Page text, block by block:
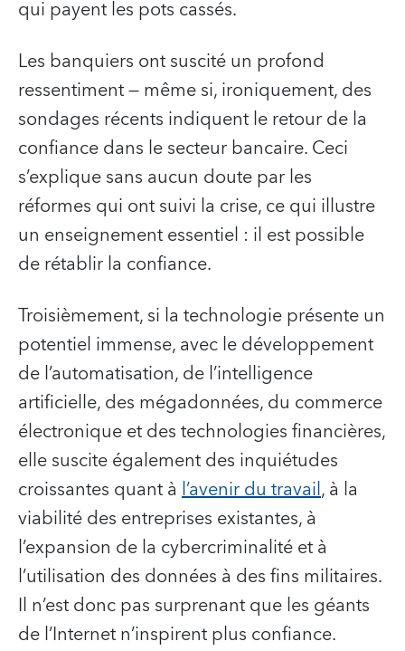
qui payent les pots cassés.
Les banquiers ont suscité un profond
ressentiment — même si, ironiquement, des
sondages récents indiquent le retour de la
confiance dans le secteur bancaire. Ceci
s’explique sans aucun doute par les
réformes qui ont suivi la crise, ce qui illustre
un enseignement essentiel : il est possible
de rétablir la confiance.
Troisièmement, si la technologie présente un
potentiel immense, avec le développement
de l’automatisation, de l’intelligence
artificielle, des mégadonnées, du commerce
électronique et des technologies financières,
elle suscite également des inquiétudes
croissantes quant à l’avenir du travail, à la
viabilité des entreprises existantes, à
l’expansion de la cybercriminalité et à
l’utilisation des données à des fins militaires.
Il n’est donc pas surprenant que les géants
de l’Internet n’inspirent plus confiance.